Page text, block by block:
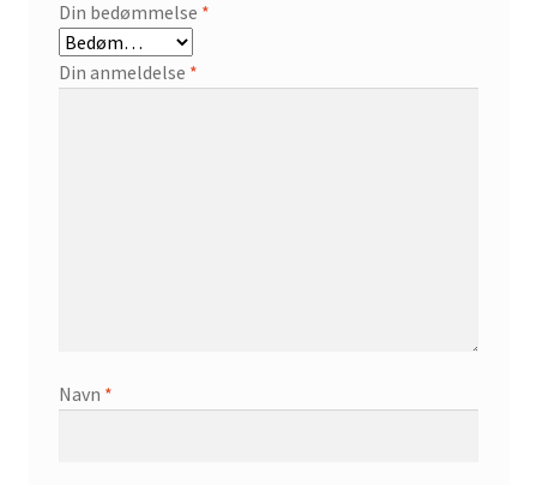
Din bedømmelse *
Din anmeldelse *
Navn *